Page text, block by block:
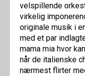
velspillende
virkelig
originale musik i
med et par
mama mia hvor
når de italienske
nærmest flirter